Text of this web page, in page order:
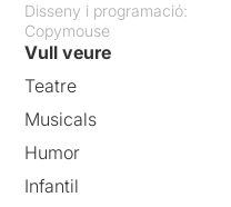
Disseny i programació:
Copymouse
Vull veure
Teatre
Musicals
Humor
Infantil